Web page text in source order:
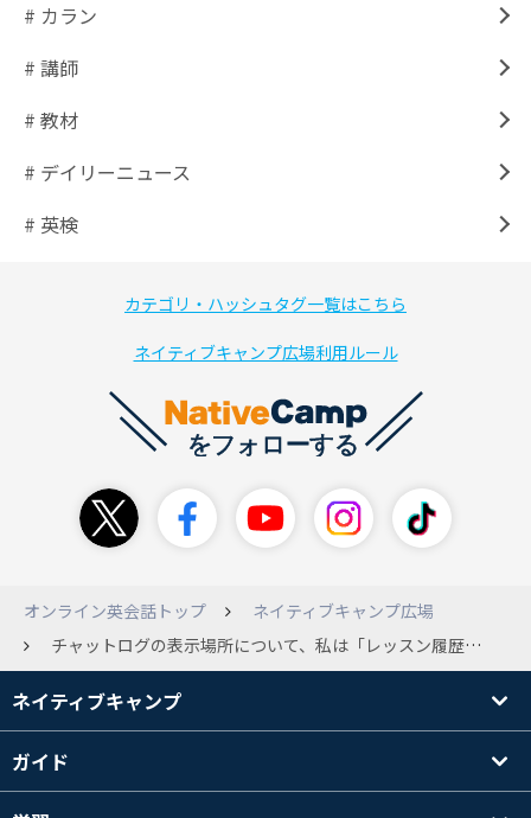
# カラン
# 講師
# 教材
# デイリーニュース
# 英検
カテゴリ・ハッシュタグ一覧はこちら
ネイティブキャンプ広場利用ルール
オンライン英会話トップ
ネイティブキャンプ広場
チャットログの表示場所について、私は「レッスン履歴」の中にもチャットログを表示して欲しいと思ってしまいます。 復習の際、レッスン履歴を見てその流れでチャットログを見るのですが、別ページ（別タブ？）なので、 戻って新たに「チャットログ」ページを開くのは手間だし、分かりにくく感じます。 （初めは見返したいのに場所が分からず、問い合わせました。なぜわざわざ分けているのだろう？と思ったほどです。） 同じように感じる方はいらっしゃらないでしょうか？ 慣れたら現在の表示の方が使いやすいのでしょうか？
ネイティブキャンプ
ガイド